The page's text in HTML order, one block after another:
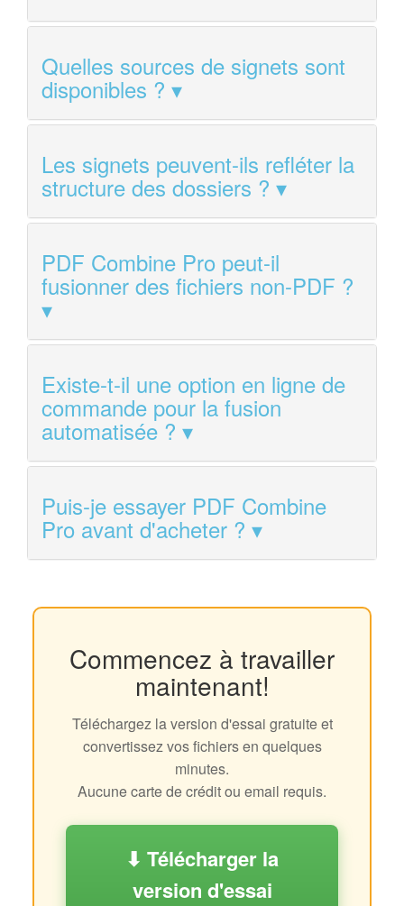
Quelles sources de signets sont
disponibles ?
Les signets peuvent-ils refléter la
structure des dossiers ?
PDF Combine Pro peut-il
fusionner des fichiers non-PDF ?
Existe-t-il une option en ligne de
commande pour la fusion
automatisée ?
Puis-je essayer PDF Combine
Pro avant d'acheter ?
Commencez à travailler
maintenant!
Téléchargez la version d'essai gratuite et
convertissez vos fichiers en quelques
minutes.
Aucune carte de crédit ou email requis.
⬇ Télécharger la
version d'essai